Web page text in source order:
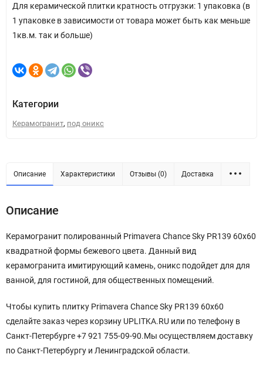
Для керамической плитки кратность отгрузки: 1 упаковка (в
1 упаковке в зависимости от товара может быть как меньше
1кв.м. так и больше)
Категории
Керамогранит, под оникс
Описание Характеристики Отзывы (0) Доставка
Описание
Керамогранит полированный Primavera Chance Sky PR139 60x60
квадратной формы бежевого цвета. Данный вид
керамогранита имитирующий камень, оникс подойдет для для
ванной, для гостиной, для общественных помещений.
Чтобы купить плитку Primavera Chance Sky PR139 60x60
сделайте заказ через корзину UPLITKA.RU или по телефону в
Санкт-Петербурге +7 921 755-09-90.Мы осуществляем доставку
по Санкт-Петербургу и Ленинградской области.